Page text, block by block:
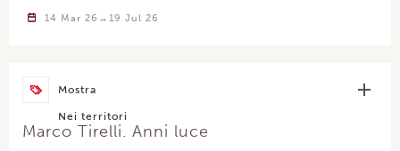
14 Mar 26 19 Jul 26
Mostra
Nei territori
Marco Tirelli. Anni luce